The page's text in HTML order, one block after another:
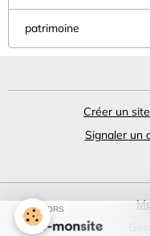
patrimoine
Créer un
Signaler un
SPONSORS